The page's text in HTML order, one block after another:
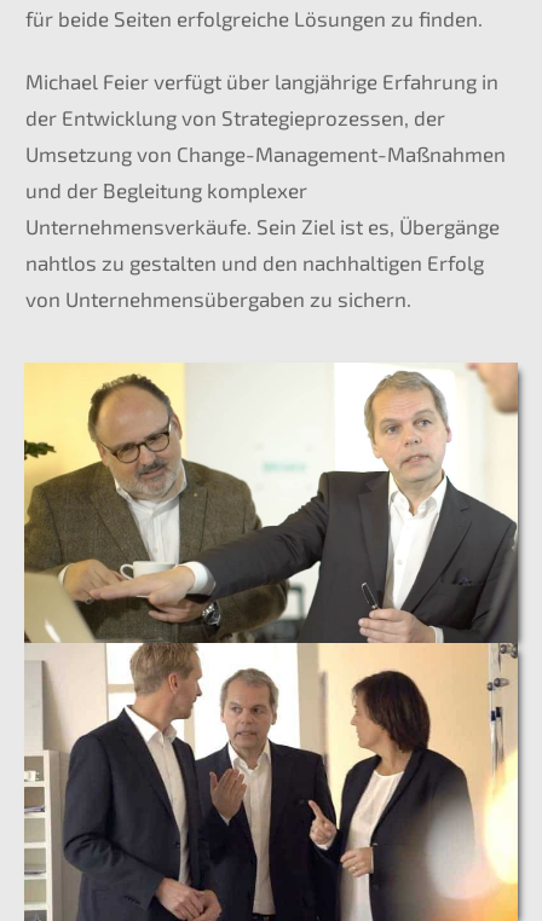
für beide Seiten erfolgreiche Lösungen zu finden.
Michael Feier verfügt über langjährige Erfahrung in
der Entwicklung von Strategieprozessen, der
Umsetzung von Change-Management-Maßnahmen
und der Begleitung komplexer
Unternehmensverkäufe. Sein Ziel ist es, Übergänge
nahtlos zu gestalten und den nachhaltigen Erfolg
von Unternehmensübergaben zu sichern.